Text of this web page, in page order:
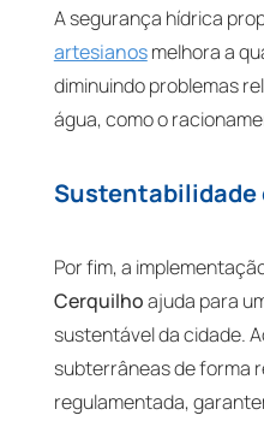
A segurança hídrica
artesianosmelhora a
diminuindo problemas
água, como o
Sustentabilidade
Por fim, a
Cerquilhoajuda para
sustentável da cidade.
subterrâneas de forma
regulamentada,